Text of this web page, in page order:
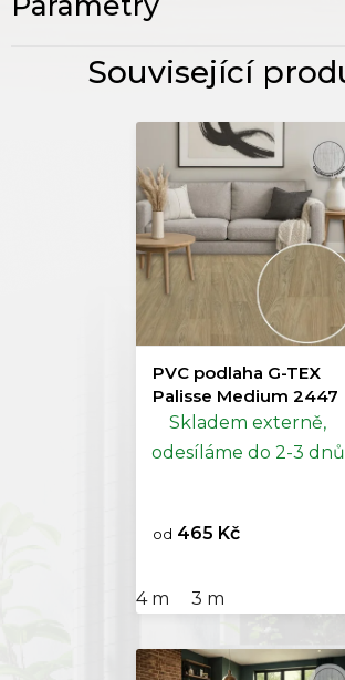
PVC podlaha G-TEX
Palisse Medium 2447
Skladem externě,
odesíláme do 2-3 dnů
od 465 Kč
4 m 3 m